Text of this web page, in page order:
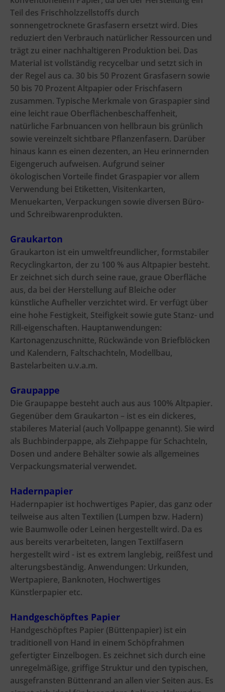
Teil des Frischholzzellstoffs durch
sonnengetrocknete Grasfasern ersetzt wird. Dies
reduziert den Verbrauch natürlicher Ressourcen und
trägt zu einer nachhaltigeren Produktion bei. Das
Material ist vollständig recycelbar und setzt sich in
der Regel aus ca. 30 bis 50 Prozent Grasfasern sowie
50 bis 70 Prozent Altpapier oder Frischfasern
zusammen. Typische Merkmale von Graspapier sind
eine leicht raue Oberflächenbeschaffenheit,
natürliche Farbnuancen von hellbraun bis grünlich
sowie vereinzelt sichtbare Pflanzenfasern. Darüber
hinaus kann es einen dezenten, an Heu erinnernden
Eigengeruch aufweisen. Aufgrund seiner
ökologischen Vorteile findet Graspapier vor allem
Verwendung bei Etiketten, Visitenkarten,
Menuekarten, Verpackungen sowie diversen Büro-
und Schreibwarenprodukten.
Graukarton
Graukarton ist ein umweltfreundlicher, formstabiler
Recyclingkarton, der zu 100 % aus Altpapier besteht.
Er zeichnet sich durch seine raue, graue Oberfläche
aus, da bei der Herstellung auf Bleiche oder
künstliche Aufheller verzichtet wird. Er verfügt über
eine hohe Festigkeit, Steifigkeit sowie gute Stanz- und
Rill-eigenschaften. Hauptanwendungen:
Kartonagenzuschnitte, Rückwände von Briefblöcken
und Kalendern, Faltschachteln, Modellbau,
Bastelarbeiten u.v.a.m.
Graupappe
Die Graupappe besteht auch aus aus 100% Altpapier.
Gegenüber dem Graukarton – ist es ein dickeres,
stabileres Material (auch Vollpappe genannt). Sie wird
als Buchbinderpappe, als Ziehpappe für Schachteln,
Dosen und andere Behälter sowie als allgemeines
Verpackungsmaterial verwendet.
Hadernpapier
Hadernpapier ist hochwertiges Papier, das ganz oder
teilweise aus alten Textilien (Lumpen bzw. Hadern)
wie Baumwolle oder Leinen hergestellt wird. Da es
aus bereits verarbeiteten, langen Textilfasern
hergestellt wird - ist es extrem langlebig, reißfest und
alterungsbeständig. Anwendungen: Urkunden,
Wertpapiere, Banknoten, Hochwertiges
Künstlerpapier etc.
Handgeschöpftes Papier
Handgeschöpftes Papier (Büttenpapier) ist ein
traditionell von Hand in einem Schöpfrahmen
gefertigter Einzelbogen. Es zeichnet sich durch eine
unregelmäßige, griffige Struktur und den typischen,
ausgefransten Büttenrand an allen vier Seiten aus. Es